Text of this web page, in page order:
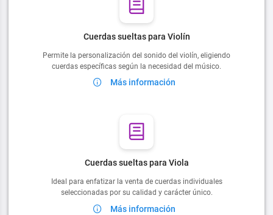
Cuerdas sueltas para Violín
Permite la personalización del sonido del violín, eligiendo
cuerdas específicas según la necesidad del músico.
Más información
Cuerdas sueltas para Viola
Ideal para enfatizar la venta de cuerdas individuales
seleccionadas por su calidad y carácter único.
Más información